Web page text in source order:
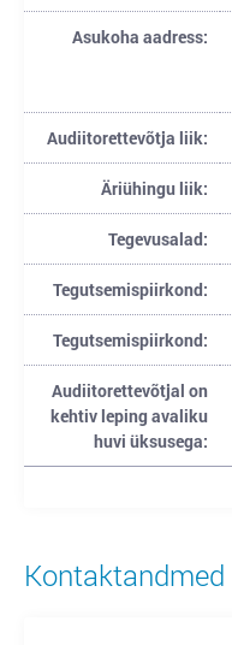
Asukoha aadress:
Audiitorettevõtja liik:
Äriühingu liik:
Tegevusalad:
Tegutsemispiirkond:
Tegutsemispiirkond:
Audiitorettevõtjal on
kehtiv leping avaliku
huvi üksusega:
Kontaktandmed